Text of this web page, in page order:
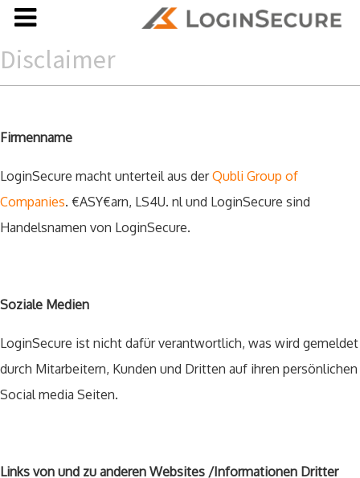
Disclaimer
Firmenname
LoginSecure macht unterteil aus derQubli Group of
Companies. €ASY€arn, LS4U. nl und LoginSecure sind
Handelsnamen von LoginSecure.
Soziale Medien
LoginSecure ist nicht dafür verantwortlich, was wird gemeldet
durch Mitarbeitern, Kunden und Dritten auf ihren persönlichen
Social media Seiten.
Links von und zu anderen Websites /Informationen Dritter